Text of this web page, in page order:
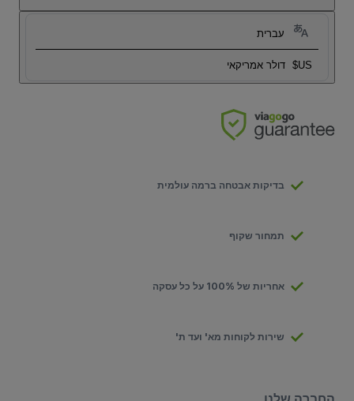
עברית
US$ דולר אמריקאי
בדיקות אבטחה ברמה עולמית
תמחור שקוף
אחריות של 100% על כל עסקה
שירות לקוחות מא' ועד ת'